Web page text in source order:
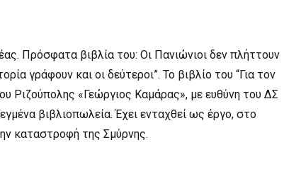
Πρόσφατα βιβλία του: Οι Πανιώνιοι δεν πλήττουν
γράφουν και οι δεύτεροι”. Το βιβλίο του “Για τον
Ριζούπολης «Γεώργιος Καμάρας», με ευθύνη του ΔΣ
βιβλιοπωλεία. Έχει ενταχθεί ως έργο, στο
καταστροφή της Σμύρνης.